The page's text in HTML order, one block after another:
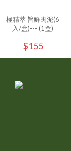
極精萃 旨鮮肉泥(6
入/盒)--- (1盒)
$155